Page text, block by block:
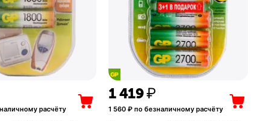
расчёту
1 419₽
1 560₽ по безналичному расчёту